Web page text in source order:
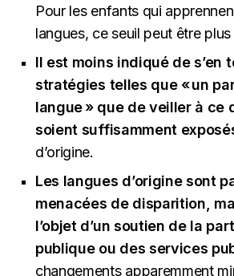
Pour les enfants qui
langues, ce seuil peut être plus
Il est moins indiqué de s’en
stratégies telles que « un
langue » que de veiller à ce
soient suffisamment
d’origine.
Les langues d’origine sont
menacées de disparition,
l’objet d’un soutien de la
publique ou des services
changements apparemment